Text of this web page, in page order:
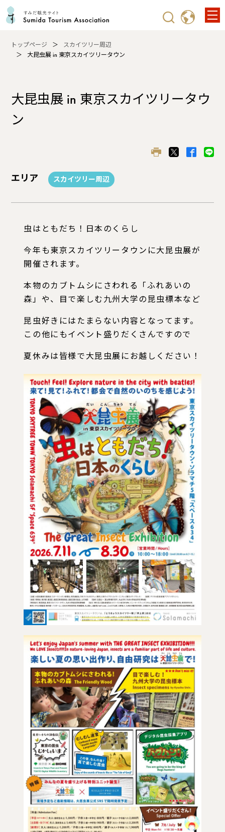
トップページ
スカイツリー周辺
大昆虫展 in 東京スカイツリータウン
大昆虫展 in 東京スカイツリータウ
ン
エリア スカイツリー周辺
虫はともだち！日本のくらし
今年も東京スカイツリータウンに大昆虫展が
開催されます。
本物のカブトムシにさわれる「ふれあいの
森」や、目で楽しむ九州大学の昆虫標本など
昆虫好きにはたまらない内容となってます。
この他にもイベント盛りだくさんですので
夏休みは皆様で大昆虫展にお越しください！